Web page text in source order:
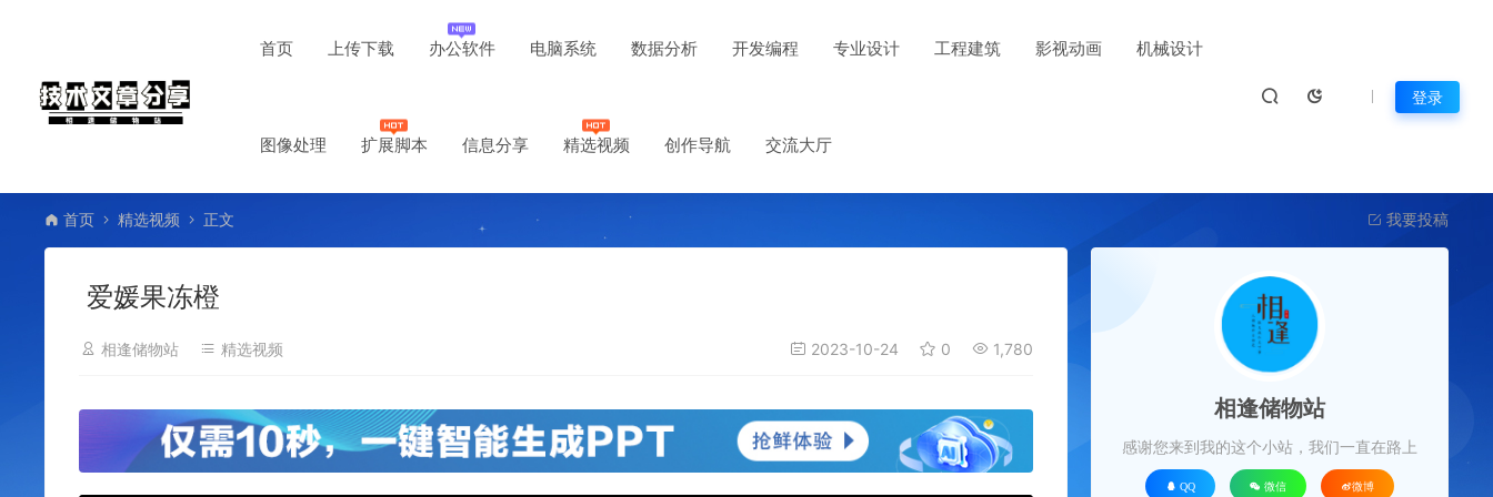
首页 上传下载 办公软件 电脑系统 数据分析 开发编程 专业设计 工程建筑 影视动画 机械设计
图像处理 扩展脚本 信息分享 精选视频 创作导航 交流大厅
登录
首页 精选视频 正文 我要投稿
爱媛果冻橙
相逢储物站 精选视频 2023-10-24 0 1,780
相逢储物站
感谢您来到我的这个小站，我们一直在路上
QQ 微信 微博